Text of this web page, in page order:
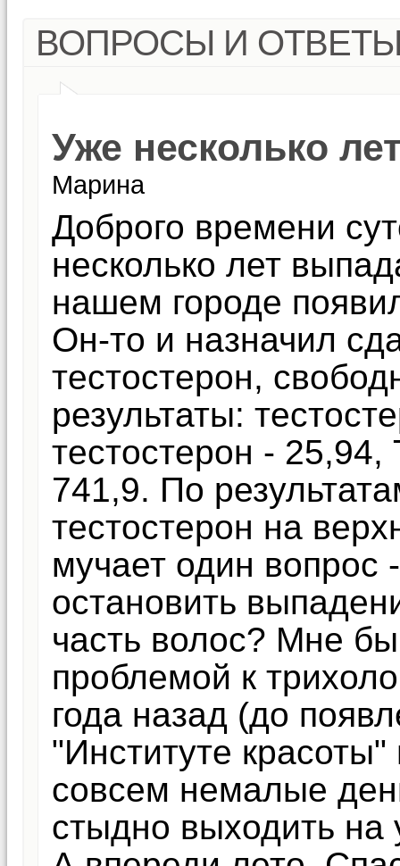
ВОПРОСЫ И
Уже несколько
Марина
Доброго времени
несколько лет
нашем городе
Он-то и назначил
тестостерон,
результаты:
тестостерон -
741,9. По
тестостерон на
мучает один вопрос
остановить
часть волос? Мне
проблемой к
года назад (до
"Институте
совсем немалые
стыдно выходить на